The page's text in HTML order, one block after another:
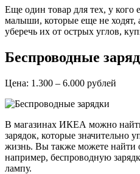
Еще один товар для тех, у кого
малыши, которые еще не ходят,
уберечь их от острых углов,
Беспроводные
Цена: 1.300 – 6.000 рублей
В магазинах ИКЕА можно
зарядок, которые значительно
жизнь. Вы также можете найти
например, беспроводную
лампу.